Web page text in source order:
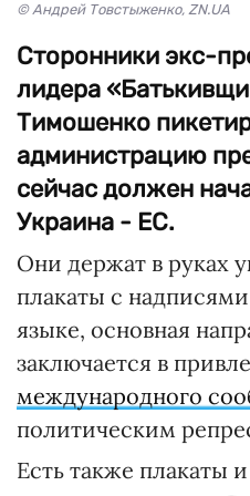
© Андрей Товстыженко, ZN.UA
Сторонники экс-
лидера
Тимошенко
администрацию
сейчас должен
Украина - ЕС.
Они держат в руках
плакаты с
языке, основная
заключается в
международного
политическим
Есть также плакаты